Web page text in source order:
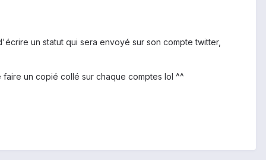
un statut qui sera envoyé sur son compte twitter,
un copié collé sur chaque comptes lol ^^